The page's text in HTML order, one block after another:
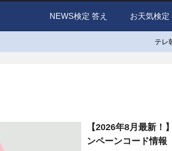
NEWS検定 答え お天気検定
テレ
【2026年8月最新！
ンペーンコード情報